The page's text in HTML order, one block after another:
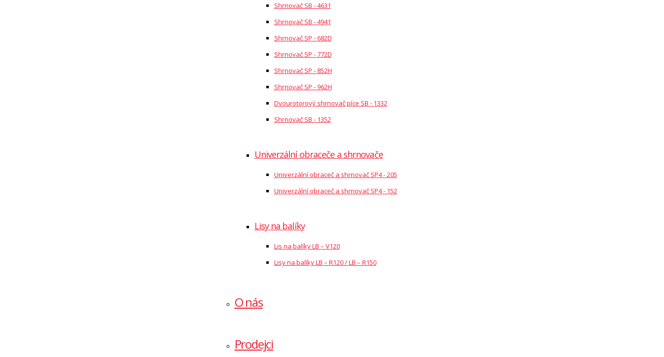
Shrnovač SB - 4631
Shrnovač SB - 4941
Shrnovač SP - 682D
Shrnovač SP - 772D
Shrnovač SP - 852H
Shrnovač SP - 962H
Dvourotorový shrnovač píce SB - 1332
Shrnovač SB - 1352
Univerzální obraceče a shrnovače
Univerzální obraceč a shrnovač SP4 - 205
Univerzální obraceč a shrnovač SP4 - 152
Lisy na balíky
Lis na balíky LB – V120
Lisy na balíky LB – R120 / LB – R150
O nás
Prodejci